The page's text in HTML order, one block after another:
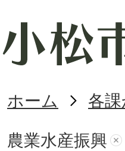
ホーム
各
農業水産振興